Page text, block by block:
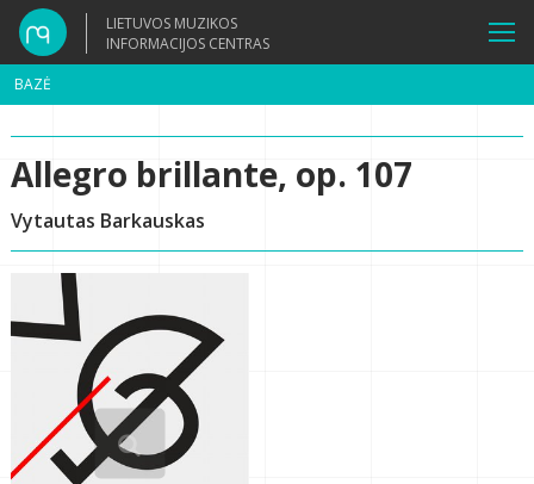
LIETUVOS MUZIKOS
INFORMACIJOS CENTRAS
BAZĖ
Allegro brillante, op. 107
Vytautas Barkauskas